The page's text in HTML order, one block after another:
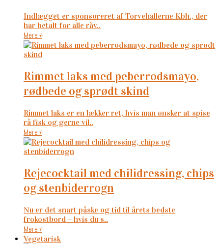
Indlægget er sponsoreret af Torvehallerne Kbh., der
har betalt for alle råv..
Mere+
rimmet laks med peberrodsmayo,
rødbede og sprødt skind
Rimmet laks er en lækker ret, hvis man ønsker at spise
rå fisk og gerne vil..
Mere+
rejecocktail med chilidressing, chips
og stenbiderrogn
Nu er det snart påske og tid til årets bedste
frokostbord – hvis du s..
Mere+
Vegetarisk